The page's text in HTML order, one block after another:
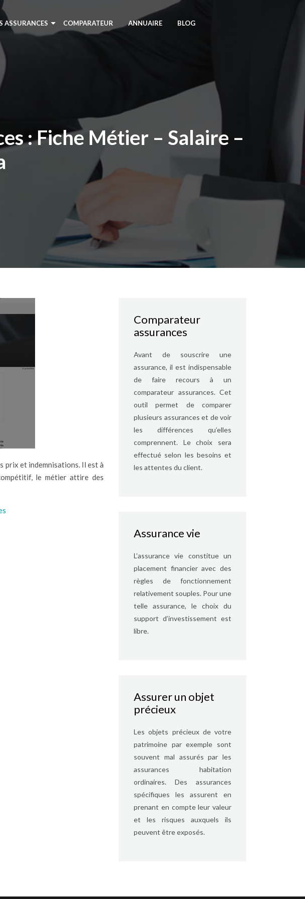
ASSURANCES COMPARATEUR ANNUAIRE BLOG
: Fiche Métier – Salaire –
prix et indemnisations. Il est à
le métier attire des
Comparateur
assurances
Avant de souscrire une
assurance, il est indispensable
de faire recours à un
comparateur assurances. Cet
outil permet de comparer
plusieurs assurances et de voir
les différences qu’elles
comprennent. Le choix sera
effectué selon les besoins et
les attentes du client.
Assurance vie
L’assurance vie constitue un
placement financier avec des
règles de fonctionnement
relativement souples. Pour une
telle assurance, le choix du
support d’investissement est
libre.
Assurer un objet
précieux
Les objets précieux de votre
patrimoine par exemple sont
souvent mal assurés par les
assurances habitation
ordinaires. Des assurances
spécifiques les assurent en
prenant en compte leur valeur
et les risques auxquels ils
peuvent être exposés.